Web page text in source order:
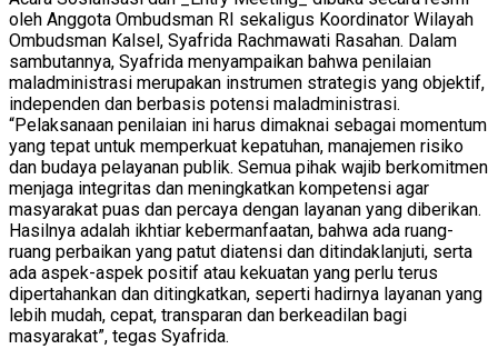
oleh Anggota Ombudsman RI sekaligus Koordinator Wilayah
Ombudsman Kalsel, Syafrida Rachmawati Rasahan. Dalam
sambutannya, Syafrida menyampaikan bahwa penilaian
maladministrasi merupakan instrumen strategis yang objektif,
independen dan berbasis potensi maladministrasi.
“Pelaksanaan penilaian ini harus dimaknai sebagai momentum
yang tepat untuk memperkuat kepatuhan, manajemen risiko
dan budaya pelayanan publik. Semua pihak wajib berkomitmen
menjaga integritas dan meningkatkan kompetensi agar
masyarakat puas dan percaya dengan layanan yang diberikan.
Hasilnya adalah ikhtiar kebermanfaatan, bahwa ada ruang-
ruang perbaikan yang patut diatensi dan ditindaklanjuti, serta
ada aspek-aspek positif atau kekuatan yang perlu terus
dipertahankan dan ditingkatkan, seperti hadirnya layanan yang
lebih mudah, cepat, transparan dan berkeadilan bagi
masyarakat”, tegas Syafrida.